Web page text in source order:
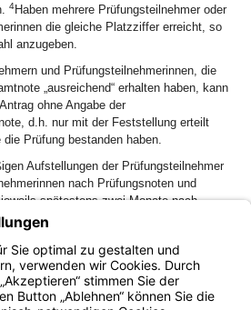
4Haben mehrere Prüfungsteilnehmer oder
die gleiche Platzziffer erreicht, so
anzugeben.
und Prüfungsteilnehmerinnen, die
„ausreichend“ erhalten haben, kann
ohne Angabe der
d.h. nur mit der Feststellung erteilt
Prüfung bestanden haben.
Aufstellungen der Prüfungsteilnehmer
nach Prüfungsnoten und
spätestens zwei Monate nach
über das Landesamt für
und Vermessung dem
und der Geschäftsstelle des
zu übermitteln.